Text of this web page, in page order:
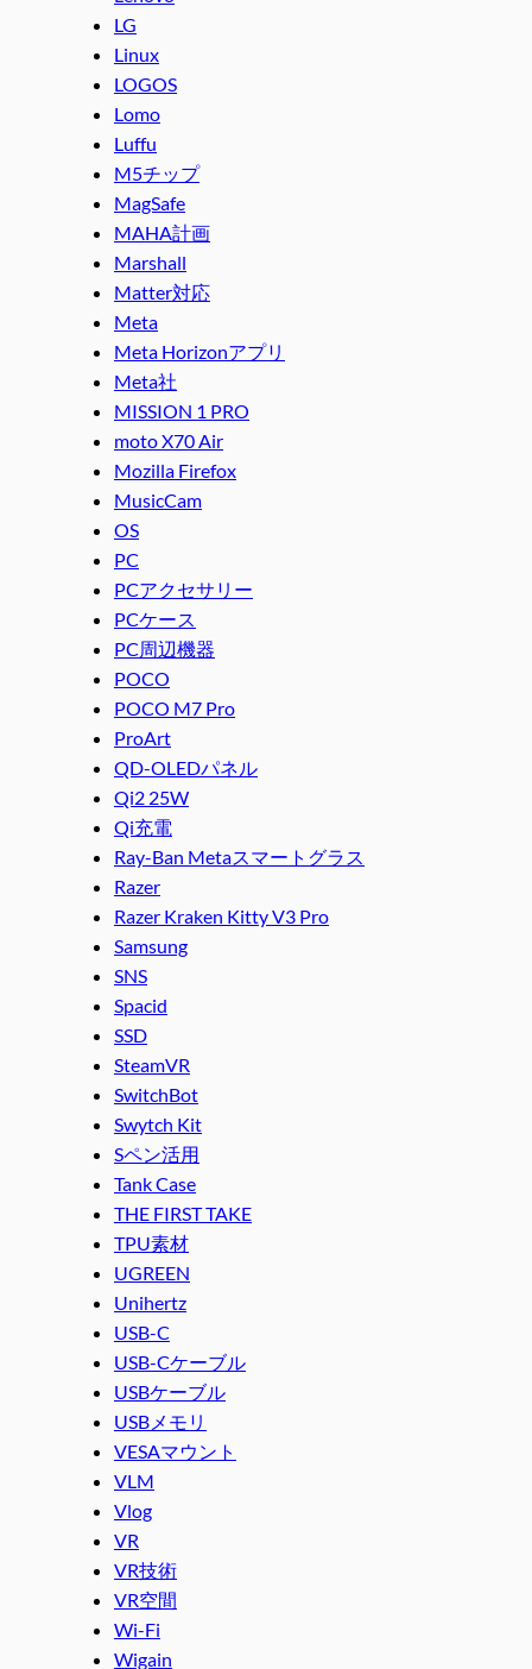
LG
Linux
LOGOS
Lomo
Luffu
M5チップ
MagSafe
MAHA計画
Marshall
Matter対応
Meta
Meta Horizonアプリ
Meta社
MISSION 1 PRO
moto X70 Air
Mozilla Firefox
MusicCam
OS
PC
PCアクセサリー
PCケース
PC周辺機器
POCO
POCO M7 Pro
ProArt
QD-OLEDパネル
Qi2 25W
Qi充電
Ray-Ban Metaスマートグラス
Razer
Razer Kraken Kitty V3 Pro
Samsung
SNS
Spacid
SSD
SteamVR
SwitchBot
Swytch Kit
Sペン活用
Tank Case
THE FIRST TAKE
TPU素材
UGREEN
Unihertz
USB-C
USB-Cケーブル
USBケーブル
USBメモリ
VESAマウント
VLM
Vlog
VR
VR技術
VR空間
Wi-Fi
Wigain